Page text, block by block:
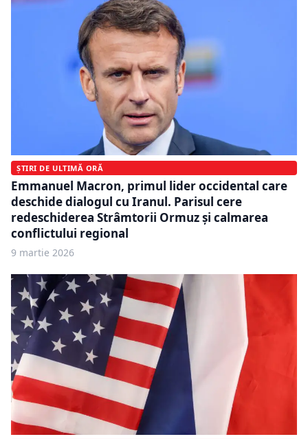
ȘTIRI DE ULTIMĂ ORĂ
Emmanuel Macron, primul lider occidental care
deschide dialogul cu Iranul. Parisul cere
redeschiderea Strâmtorii Ormuz și calmarea
conflictului regional
9 martie 2026